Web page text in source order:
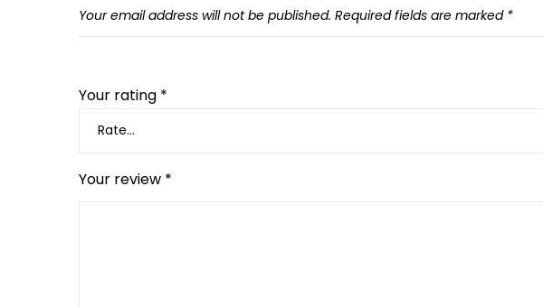
Your email address will not be published. Required fields are marked *
Your rating *
Your review *